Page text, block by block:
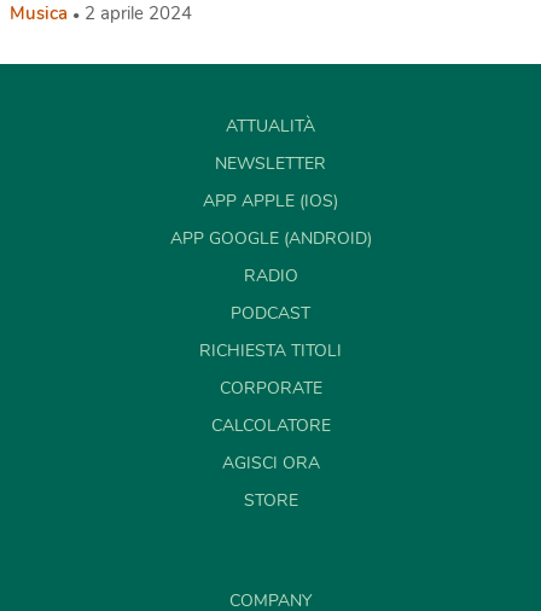
Musica 2 aprile 2024
ATTUALITÀ
NEWSLETTER
APP APPLE (IOS)
APP GOOGLE (ANDROID)
RADIO
PODCAST
RICHIESTA TITOLI
CORPORATE
CALCOLATORE
AGISCI ORA
STORE
COMPANY